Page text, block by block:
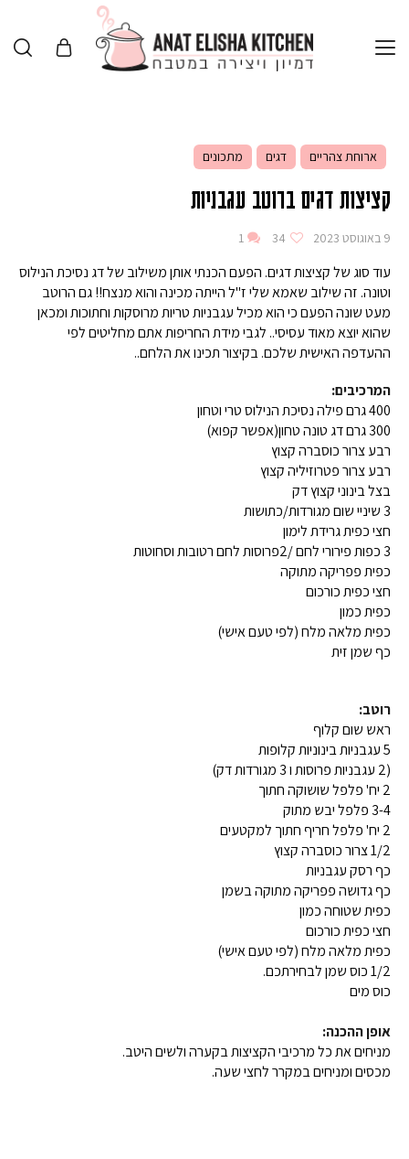
ארוחת צהריים דגים מתכונים
קציצות דגים ברוטב עגבניות
9 באוגוסט 2023 34
1
עוד סוג של קציצות דגים. הפעם הכנתי אותן משילוב של דג נסיכת הנילוס
וטונה. זה שילוב שאמא שלי ז"ל הייתה מכינה והוא מנצח!! גם הרוטב
מעט שונה הפעם כי הוא מכיל עגבניות טריות מרוסקות וחתוכות ומכאן
שהוא יוצא מאוד עסיסי.. לגבי מידת החריפות אתם מחליטים לפי
ההעדפה האישית שלכם. בקיצור תכינו את הלחם..
המרכיבים:
400 גרם פילה נסיכת הנילוס טרי וטחון
300 גרם דג טונה טחון(אפשר קפוא)
רבע צרור כוסברה קצוץ
רבע צרור פטרוזיליה קצוץ
בצל בינוני קצוץ דק
3 שיניי שום מגורדות/כתושות
חצי כפית גרידת לימון
3 כפות פירורי לחם /2פרוסות לחם רטובות וסחוטות
כפית פפריקה מתוקה
חצי כפית כורכום
כפית כמון
כפית מלאה מלח (לפי טעם אישי)
כף שמן זית
רוטב:
ראש שום קלוף
5 עגבניות בינוניות קלופות
(2 עגבניות פרוסות ו 3 מגורדות דק)
2 יח' פלפל שושוקה חתוך
3-4 פלפל יבש מתוק
2 יח' פלפל חריף חתוך למקטעים
1/2 צרור כוסברה קצוץ
כף רסק עגבניות
כף גדושה פפריקה מתוקה בשמן
כפית שטוחה כמון
חצי כפית כורכום
כפית מלאה מלח (לפי טעם אישי)
1/2 כוס שמן לבחירתכם.
כוס מים
אופן ההכנה:
מניחים את כל מרכיבי הקציצות בקערה ולשים היטב.
מכסים ומניחים במקרר לחצי שעה.